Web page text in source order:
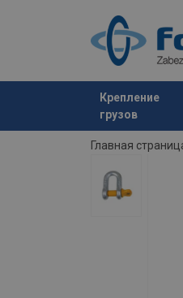
Крепление
грузов
Продукт
Главная